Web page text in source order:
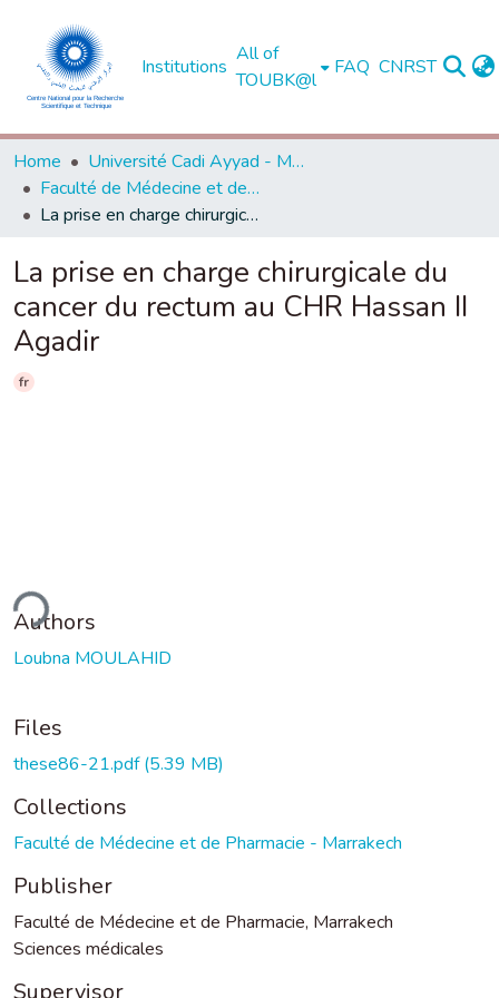
Institutions
All of
TOUBK@l
FAQ CNRST
Home
Université Cadi Ayyad - Marrakech
Faculté de Médecine et de Pharmacie - Marrakech
La prise en charge chirurgicale du cancer du rectum au CHR Hassan II Agadir
La prise en charge chirurgicale du
cancer du rectum au CHR Hassan II
Agadir
fr
Authors
Loubna MOULAHID
Files
these86-21.pdf(5.39 MB)
Collections
Faculté de Médecine et de Pharmacie - Marrakech
Publisher
Faculté de Médecine et de Pharmacie, Marrakech
Sciences médicales
Supervisor